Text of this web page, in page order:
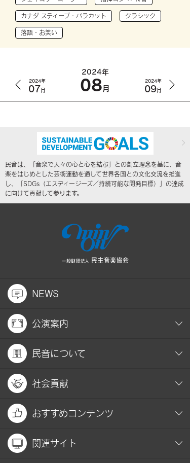
カナダ スティーブ・バラカット クラシック
落語・お笑い
2024年
07月
2024年
08月
2024年
09月
民音は、「音楽で人々の心と心を結ぶ」との創立理念を基に、音
楽をはじめとした芸術運動を通して世界各国との文化交流を推進
し、「SDGs（エスディージーズ／持続可能な開発目標）」の達成
に向けて貢献して参ります。
NEWS
公演案内
民音について
社会貢献
おすすめコンテンツ
関連サイト